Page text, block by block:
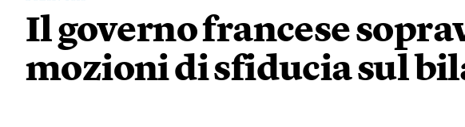
Il governo francese
mozioni di sfiducia sul